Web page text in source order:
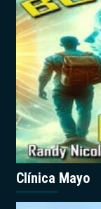
Clínica Mayo